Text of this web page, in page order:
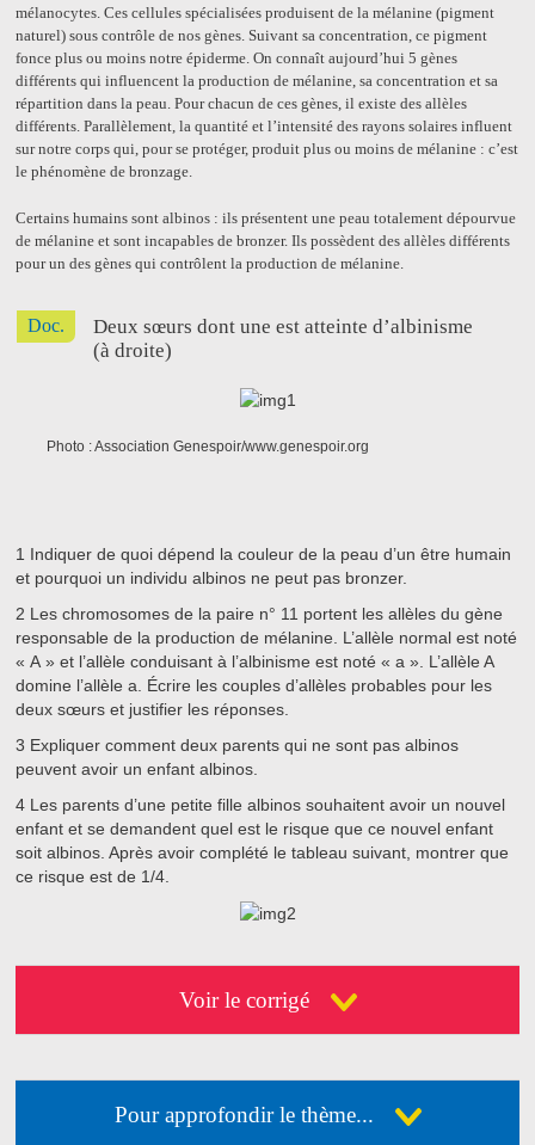
mélanocytes. Ces cellules spécialisées produisent de la mélanine (pigment
naturel) sous contrôle de nos gènes. Suivant sa concentration, ce pigment
fonce plus ou moins notre épiderme. On connaît aujourd’hui 5 gènes
différents qui influencent la production de mélanine, sa concentration et sa
répartition dans la peau. Pour chacun de ces gènes, il existe des allèles
différents. Parallèlement, la quantité et l’intensité des rayons solaires influent
sur notre corps qui, pour se protéger, produit plus ou moins de mélanine : c’est
le phénomène de bronzage.
Certains humains sont albinos : ils présentent une peau totalement dépourvue
de mélanine et sont incapables de bronzer. Ils possèdent des allèles différents
pour un des gènes qui contrôlent la production de mélanine.
Doc.
Deux sœurs dont une est atteinte d’albinisme
(à droite)
Photo : Association Genespoir/www.genespoir.org
1 Indiquer de quoi dépend la couleur de la peau d’un être humain
et pourquoi un individu albinos ne peut pas bronzer.
2 Les chromosomes de la paire n° 11 portent les allèles du gène
responsable de la production de mélanine. L’allèle normal est noté
« A » et l’allèle conduisant à l’albinisme est noté « a ». L’allèle A
domine l’allèle a. Écrire les couples d’allèles probables pour les
deux sœurs et justifier les réponses.
3 Expliquer comment deux parents qui ne sont pas albinos
peuvent avoir un enfant albinos.
4 Les parents d’une petite fille albinos souhaitent avoir un nouvel
enfant et se demandent quel est le risque que ce nouvel enfant
soit albinos. Après avoir complété le tableau suivant, montrer que
ce risque est de 1/4.
Voir le corrigé
Pour approfondir le thème...